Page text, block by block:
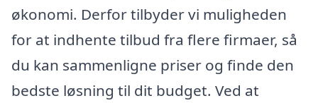
økonomi. Derfor tilbyder vi muligheden
for at indhente tilbud fra flere firmaer, så
du kan sammenligne priser og finde den
bedste løsning til dit budget. Ved at